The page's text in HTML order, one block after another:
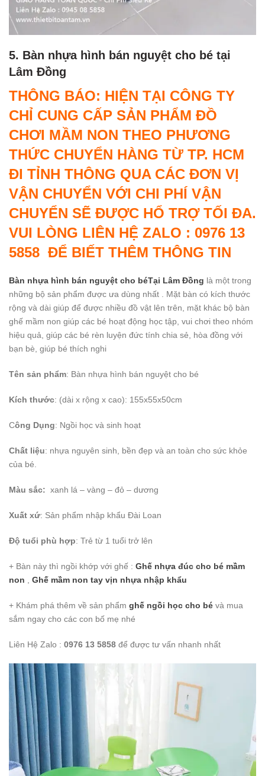
5. Bàn nhựa hình bán nguyệt cho bé tại
Lâm Đồng
THÔNG BÁO: HIỆN TẠI CÔNG TY
CHỈ CUNG CẤP SẢN PHẨM ĐỒ
CHƠI MẦM NON THEO PHƯƠNG
THỨC CHUYỂN HÀNG TỪ TP. HCM
ĐI TỈNH THÔNG QUA CÁC ĐƠN VỊ
VẬN CHUYỂN VỚI CHI PHÍ VẬN
CHUYỂN SẼ ĐƯỢC HỔ TRỢ TỐI ĐA.
VUI LÒNG LIÊN HỆ ZALO : 0976 13
5858 ĐỂ BIẾT THÊM THÔNG TIN
Bàn nhựa hình bán nguyệt cho béTại Lâm Đồng là một trong
những bộ sản phẩm được ưa dùng nhất . Mặt bàn có kích thước
rộng và dài giúp để được nhiều đồ vật lên trên, mặt khác bộ bàn
ghế mầm non giúp các bé hoạt động học tập, vui chơi theo nhóm
hiệu quả, giúp các bé rèn luyện đức tính chia sẻ, hòa đồng với
bạn bè, giúp bé thích nghi
Tên sản phẩm: Bàn nhựa hình bán nguyệt cho bé
Kích thước: (dài x rộng x cao): 155x55x50cm
Công Dụng: Ngồi học và sinh hoạt
Chất liệu: nhựa nguyên sinh, bền đẹp và an toàn cho sức khỏe
của bé.
Màu sắc: xanh lá – vàng – đỏ – dương
Xuất xứ: Sản phẩm nhập khẩu Đài Loan
Độ tuổi phù hợp: Trẻ từ 1 tuổi trở lên
+ Bàn này thì ngồi khớp với ghế : Ghế nhựa đúc cho bé mầm
non
Ghế mầm non tay vịn nhựa nhập khẩu
+ Khám phá thêm về sản phẩm ghế ngồi học cho bé và mua
sắm ngay cho các con bố mẹ nhé
Liên Hệ Zalo : 0976 13 5858 để được tư vấn nhanh nhất